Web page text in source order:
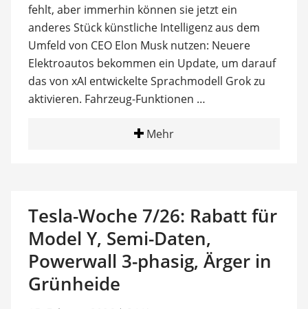
fehlt, aber immerhin können sie jetzt ein
anderes Stück künstliche Intelligenz aus dem
Umfeld von CEO Elon Musk nutzen: Neuere
Elektroautos bekommen ein Update, um darauf
das von xAI entwickelte Sprachmodell Grok zu
aktivieren. Fahrzeug-Funktionen …
Mehr
Tesla-Woche 7/26: Rabatt für
Model Y, Semi-Daten,
Powerwall 3-phasig, Ärger in
Grünheide